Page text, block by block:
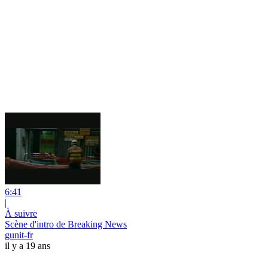
6:41
|
À suivre
Scène d'intro de Breaking News
gunit-fr
il y a 19 ans